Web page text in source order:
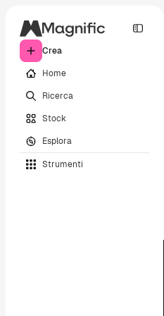
Crea
Home
Ricerca
Stock
Esplora
Strumenti